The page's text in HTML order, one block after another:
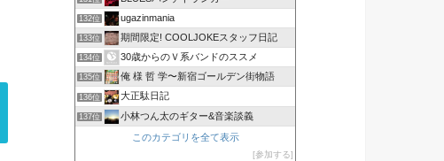
132位 ugazinmania
133位 期間限定! COOLJOKEスタッフ日記
134位 30歳からのＶ系バンドのススメ
135位 俺 様 哲 学〜新宿ゴールデン街物語
136位 大正駄日記
137位 小林つん太のギター&音楽談義
このカテゴリを全て表示
参加する